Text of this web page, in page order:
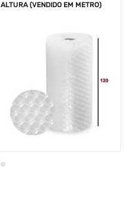
ALTURA (VENDIDO EM METRO)